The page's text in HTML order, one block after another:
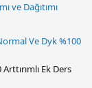
ve Dağıtımı
Ve Dyk %100
Ek Ders